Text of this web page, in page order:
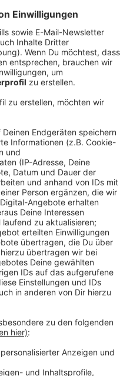
bis mindestens 15.
ist die weiterhin
uns, meldet der Kreis.
und das
und andere Vogelarten
sind erst kürzlich an der
und in der Nähe
Grund wurde die
Kleve und
Bis dahin
Proben
mussten zudem in
alle 3200 Tiere wegen
getötet werden.
vor Probleme